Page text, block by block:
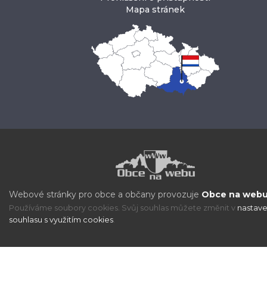
Mapa stránek
Webové stránky pro obce a občany provozuje Obce na
Používáme soubory cookies. Svůj souhlas můžete změnit v
souhlasu s využitím cookies.